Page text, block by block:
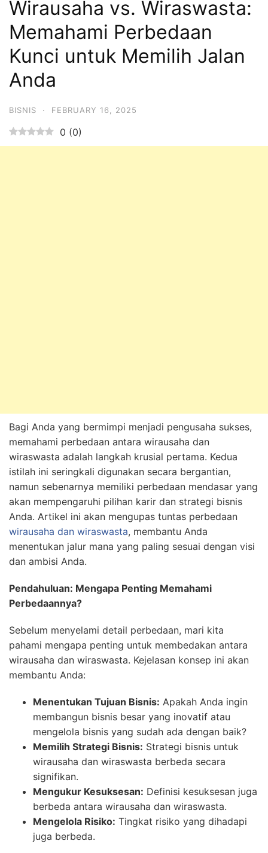
Wirausaha vs. Wiraswasta:
Memahami Perbedaan
Kunci untuk Memilih Jalan
Anda
BISNIS · FEBRUARY 16, 2025
0 (0)
Bagi Anda yang bermimpi menjadi pengusaha sukses,
memahami perbedaan antara wirausaha dan
wiraswasta adalah langkah krusial pertama. Kedua
istilah ini seringkali digunakan secara bergantian,
namun sebenarnya memiliki perbedaan mendasar yang
akan mempengaruhi pilihan karir dan strategi bisnis
Anda. Artikel ini akan mengupas tuntas perbedaan
wirausaha dan wiraswasta, membantu Anda
menentukan jalur mana yang paling sesuai dengan visi
dan ambisi Anda.
Pendahuluan: Mengapa Penting Memahami
Perbedaannya?
Sebelum menyelami detail perbedaan, mari kita
pahami mengapa penting untuk membedakan antara
wirausaha dan wiraswasta. Kejelasan konsep ini akan
membantu Anda:
Menentukan Tujuan Bisnis: Apakah Anda ingin
membangun bisnis besar yang inovatif atau
mengelola bisnis yang sudah ada dengan baik?
Memilih Strategi Bisnis: Strategi bisnis untuk
wirausaha dan wiraswasta berbeda secara
signifikan.
Mengukur Kesuksesan: Definisi kesuksesan juga
berbeda antara wirausaha dan wiraswasta.
Mengelola Risiko: Tingkat risiko yang dihadapi
juga berbeda.